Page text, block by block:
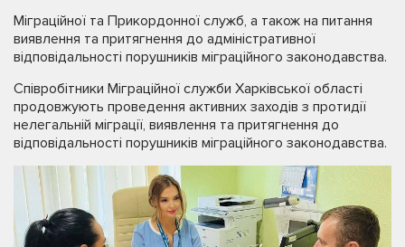
Міграційної та Прикордонної служб, а також на питання
виявлення та притягнення до адміністративної
відповідальності порушників міграційного законодавства.
Співробітники Міграційної служби Харківської області
продовжують проведення активних заходів з протидії
нелегальній міграції, виявлення та притягнення до
відповідальності порушників міграційного законодавства.